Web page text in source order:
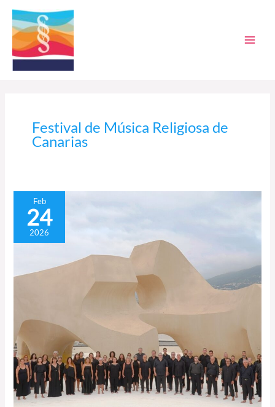
contenido
Festival de Música Religiosa de
Canarias
Feb
24
2026
Grupo
Vocal
expande
Güímar,
La
Gomera,
El
Sauzal